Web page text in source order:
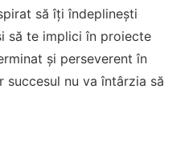
să îți îndeplinești
să te implici în proiecte
și perseverent în
succesul nu va întârzia să